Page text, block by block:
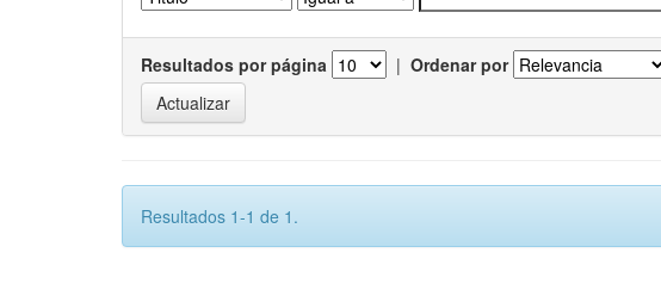
Resultados por página | Ordenar por
Resultados 1-1 de 1.